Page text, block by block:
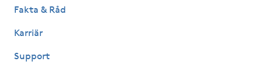
Fakta & Råd
Karriär
Support